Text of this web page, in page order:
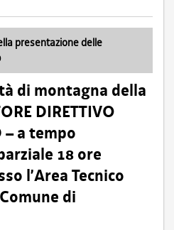
presentazione delle
di montagna della
DIRETTIVO
– a tempo
18 ore
l’Area Tecnico
di